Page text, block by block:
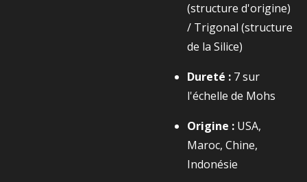
(structure d'origine)
/ Trigonal (structure
de la Silice)
Dureté : 7sur
l'échelle de Mohs
Origine : USA,
Maroc, Chine,
Indonésie